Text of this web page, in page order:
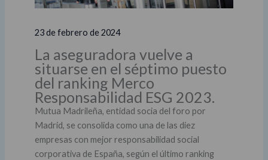
23 de febrero de 2024
La aseguradora vuelve a
situarse en el séptimo puesto
del ranking Merco
Responsabilidad ESG 2023.
Mutua Madrileña, entidad socia del foro por
Madrid, se consolida como una de las diez
empresas con mejor responsabilidad social
corporativa de España, según el último ranking